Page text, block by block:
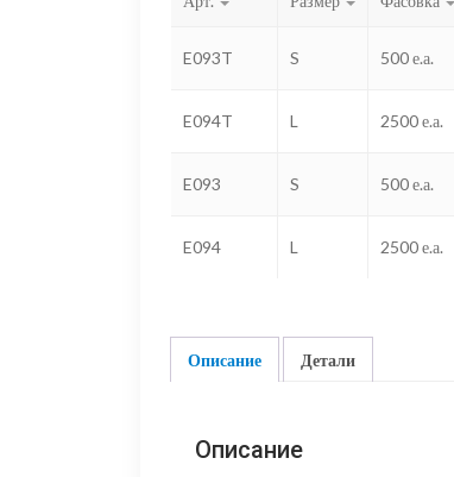
E093T S 500 е.а.
E094T L 2500 е.а.
E093 S 500 е.а.
E094 L 2500 е.а.
Описание Детали
Описание